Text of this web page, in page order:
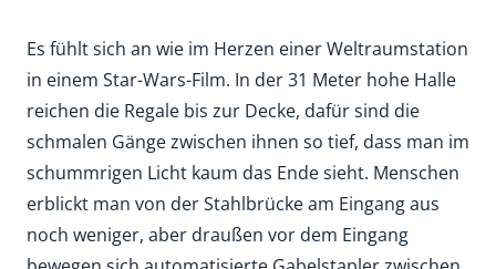
Es fühlt sich an wie im Herzen einer Weltraumstation
in einem Star-Wars-Film. In der 31 Meter hohe Halle
reichen die Regale bis zur Decke, dafür sind die
schmalen Gänge zwischen ihnen so tief, dass man im
schummrigen Licht kaum das Ende sieht. Menschen
erblickt man von der Stahlbrücke am Eingang aus
noch weniger, aber draußen vor dem Eingang